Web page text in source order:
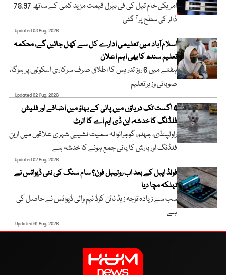
امریکی خام تیل کی فی بیرل قیمت مزید کمی کے ساتھ 78.97
ڈالر کی سطح پر آ گئی
Updated 03 Aug, 2026
اسلام آباد میں تعلیمی ادارے کل سے کھل جائیں گے، محکمہ
تعلیم سندھ کا بھی اہم اعلان
ہفتے میں 6 روز تدریس کا اطلاق صرف سرکاری اسکولوں پر ہوگا،
صوبائی وزیر تعلیم
Updated 02 Aug, 2026
4 اگست تک دریاؤں میں پانی کے بہاؤ میں اضافے اور فلیش
فلڈنگ کا خدشہ، این ڈی ایم اے کا الرٹ
راولپنڈی، جہلم، گوجرانوالہ سمیت نشیبی شہری علاقوں میں اربن
فلڈنگ اور بارش کا پانی جمع ہونے کا خدشہ ہے
Updated 02 Aug, 2026
فولڈ ایبل کے بعد اب رولیبل فون؟ سام سنگ کی نئی ڈیوائس نے
تہلکہ مچا دیا
سب سے زیادہ توجہ زیڈ نائن کوڈ نیم والی ڈیوائس نے حاصل کی
ہے
Updated 01 Aug, 2026